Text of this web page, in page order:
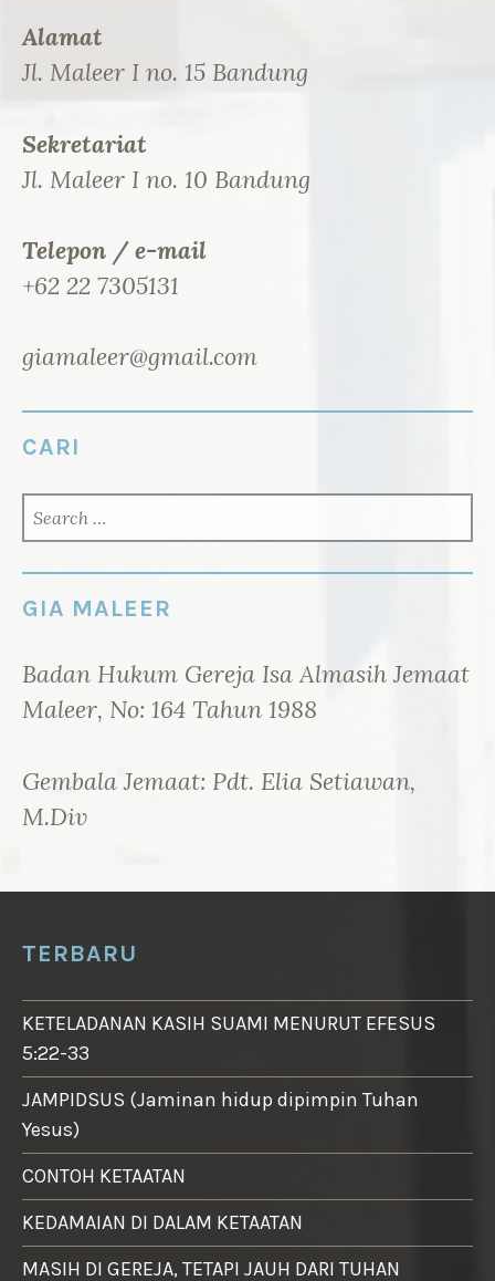
Alamat
Jl. Maleer I no. 15 Bandung
Sekretariat
Jl. Maleer I no. 10 Bandung
Telepon / e-mail
+62 22 7305131
giamaleer@gmail.com
CARI
FOR:
GIA MALEER
Badan Hukum Gereja Isa Almasih Jemaat
Maleer, No: 164 Tahun 1988
Gembala Jemaat: Pdt. Elia Setiawan,
M.Div
TERBARU
KETELADANAN KASIH SUAMI MENURUT EFESUS
5:22-33
JAMPIDSUS (Jaminan hidup dipimpin Tuhan
Yesus)
CONTOH KETAATAN
KEDAMAIAN DI DALAM KETAATAN
MASIH DI GEREJA, TETAPI JAUH DARI TUHAN